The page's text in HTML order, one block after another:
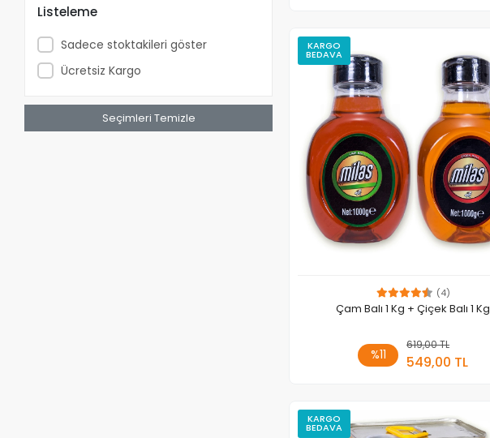
Listeleme
Sadece stoktakileri göster
Ücretsiz Kargo
Seçimleri Temizle
KARGO
BEDAVA
(4)
Çam Balı 1 Kg + Çiçek Balı 1 Kg
%11
619,00 TL
549,00 TL
Sepete Ekle
KARGO
BEDAVA